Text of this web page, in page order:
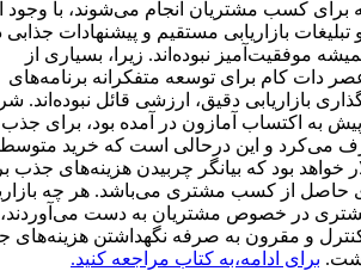
برای کسب مشتریان انجام می‌شوند، با وجود
تبلیغات بازاریابی مستقیم و پیشنهادات جذابی
موفقیت‌آمیز نبوده‌اند. زیرا، بسیاری از
دات کام برای توسعه متفکرانه برنامه‌های
بازاریابی دقیق، ارزشی قائل نبوده‌اند.
به اکتساب آمازون در آمده بود، برای
دلار صرف می‌کرد و این درحالی است که خرید
خواهد بود که بیانگر چربیدن هزینه‌های جذب
حاصل از کسب مشتری می‌باشد. هر چه
در خصوص مشتریان به دست می‌آوردند،
و مقرون به صرفه نگهداشتن هزینه‌های
برای ادامه،‌به کتاب مراجعه کنید.